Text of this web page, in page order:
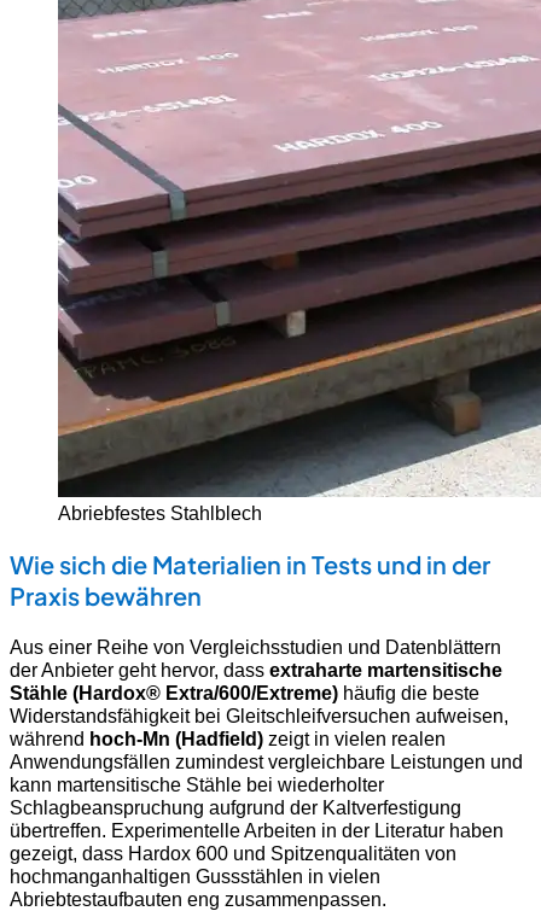
Abriebfestes Stahlblech
Wie sich die Materialien in Tests und in der
Praxis bewähren
Aus einer Reihe von Vergleichsstudien und Datenblättern
der Anbieter geht hervor, dass extraharte martensitische
Stähle (Hardox® Extra/600/Extreme) häufig die beste
Widerstandsfähigkeit bei Gleitschleifversuchen aufweisen,
während hoch-Mn (Hadfield) zeigt in vielen realen
Anwendungsfällen zumindest vergleichbare Leistungen und
kann martensitische Stähle bei wiederholter
Schlagbeanspruchung aufgrund der Kaltverfestigung
übertreffen. Experimentelle Arbeiten in der Literatur haben
gezeigt, dass Hardox 600 und Spitzenqualitäten von
hochmanganhaltigen Gussstählen in vielen
Abriebtestaufbauten eng zusammenpassen.